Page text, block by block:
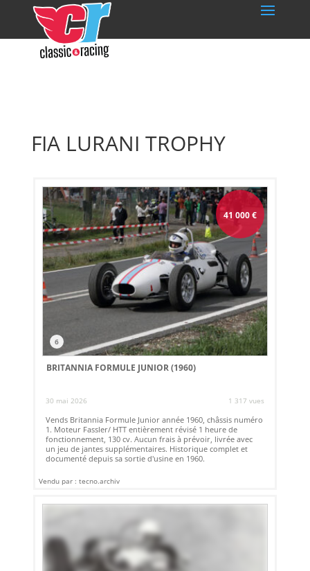
FIA LURANI TROPHY
41 000€
6
BRITANNIA FORMULE JUNIOR (1960)
30 mai 2026 1 317 vues
Vends Britannia Formule Junior année 1960, châssis numéro
1. Moteur Fassler/ HTT entièrement révisé 1 heure de
fonctionnement, 130 cv. Aucun frais à prévoir, livrée avec
un jeu de jantes supplémentaires. Historique complet et
documenté depuis sa sortie d'usine en 1960.
Vendu par : tecno.archiv